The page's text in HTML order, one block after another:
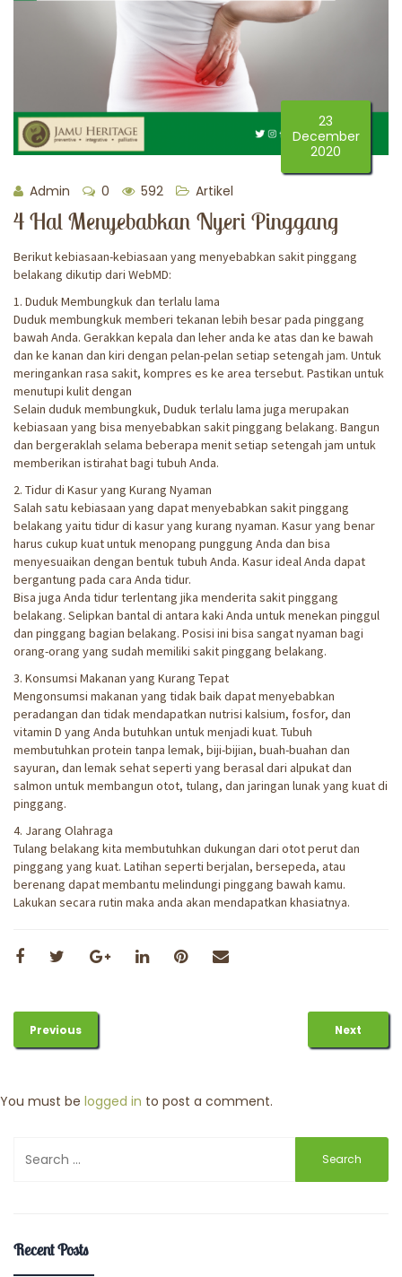
23
December
2020
Admin 0 592 Artikel
4 Hal Menyebabkan Nyeri Pinggang
Berikut kebiasaan-kebiasaan yang menyebabkan sakit pinggang
belakang dikutip dari WebMD:
1. Duduk Membungkuk dan terlalu lama
Duduk membungkuk memberi tekanan lebih besar pada pinggang
bawah Anda. Gerakkan kepala dan leher anda ke atas dan ke bawah
dan ke kanan dan kiri dengan pelan-pelan setiap setengah jam. Untuk
meringankan rasa sakit, kompres es ke area tersebut. Pastikan untuk
menutupi kulit dengan
Selain duduk membungkuk, Duduk terlalu lama juga merupakan
kebiasaan yang bisa menyebabkan sakit pinggang belakang. Bangun
dan bergeraklah selama beberapa menit setiap setengah jam untuk
memberikan istirahat bagi tubuh Anda.
2. Tidur di Kasur yang Kurang Nyaman
Salah satu kebiasaan yang dapat menyebabkan sakit pinggang
belakang yaitu tidur di kasur yang kurang nyaman. Kasur yang benar
harus cukup kuat untuk menopang punggung Anda dan bisa
menyesuaikan dengan bentuk tubuh Anda. Kasur ideal Anda dapat
bergantung pada cara Anda tidur.
Bisa juga Anda tidur terlentang jika menderita sakit pinggang
belakang. Selipkan bantal di antara kaki Anda untuk menekan pinggul
dan pinggang bagian belakang. Posisi ini bisa sangat nyaman bagi
orang-orang yang sudah memiliki sakit pinggang belakang.
3. Konsumsi Makanan yang Kurang Tepat
Mengonsumsi makanan yang tidak baik dapat menyebabkan
peradangan dan tidak mendapatkan nutrisi kalsium, fosfor, dan
vitamin D yang Anda butuhkan untuk menjadi kuat. Tubuh
membutuhkan protein tanpa lemak, biji-bijian, buah-buahan dan
sayuran, dan lemak sehat seperti yang berasal dari alpukat dan
salmon untuk membangun otot, tulang, dan jaringan lunak yang kuat di
pinggang.
4. Jarang Olahraga
Tulang belakang kita membutuhkan dukungan dari otot perut dan
pinggang yang kuat. Latihan seperti berjalan, bersepeda, atau
berenang dapat membantu melindungi pinggang bawah kamu.
Lakukan secara rutin maka anda akan mendapatkan khasiatnya.
Previous Next
You must be logged in to post a comment.
for:
Recent Posts